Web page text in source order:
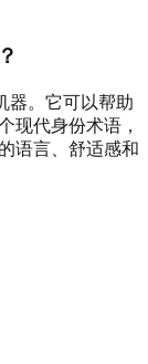
器。它可以帮助
现代身份术语，
语言、舒适感和